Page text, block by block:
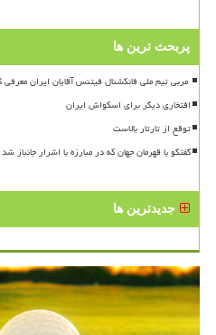
پربحث ترین ها
افتخاری دیگر برای اسکواش ایران
توقع از تارتار بالاست
گفتگو با قهرمان جهان که در مبارزه با اشرار جانباز شد
جدیدترین ها